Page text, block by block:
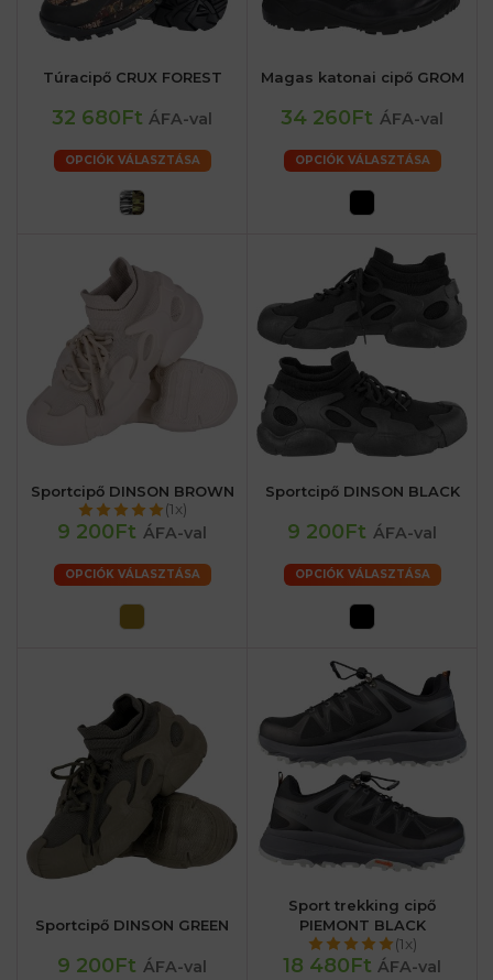
Túracipő CRUX FOREST
32 680Ft ÁFA-val
OPCIÓK VÁLASZTÁSA
Magas katonai cipő GROM
34 260Ft ÁFA-val
OPCIÓK VÁLASZTÁSA
Sportcipő DINSON BROWN
(1x)
9 200Ft ÁFA-val
OPCIÓK VÁLASZTÁSA
Sportcipő DINSON BLACK
9 200Ft ÁFA-val
OPCIÓK VÁLASZTÁSA
Sportcipő DINSON GREEN
9 200Ft ÁFA-val
Sport trekking cipő
PIEMONT BLACK
(1x)
18 480Ft ÁFA-val